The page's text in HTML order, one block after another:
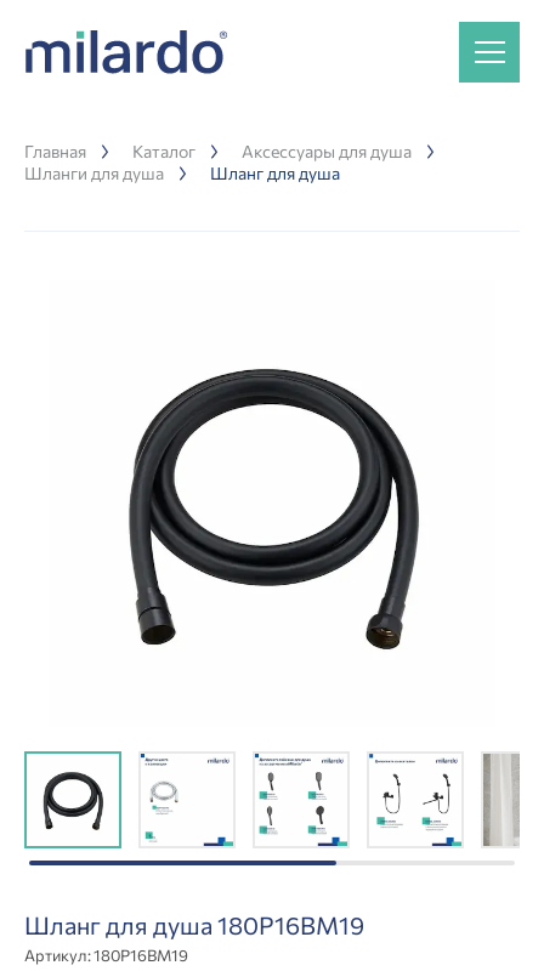
Главная Каталог
Аксессуары для душа
Шланги для душа
Шланг для душа
Шланг для душа 180P16BM19
Артикул:180P16BM19